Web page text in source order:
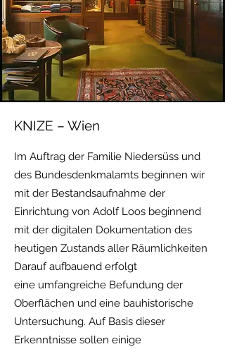
KNIZE – Wien
Im Auftrag der Familie Niedersüss und
des Bundesdenkmalamts beginnen wir
mit der Bestandsaufnahme der
Einrichtung von Adolf Loos beginnend
mit der digitalen Dokumentation des
heutigen Zustands aller Räumlichkeiten
Darauf aufbauend erfolgt
eine umfangreiche Befundung der
Oberflächen und eine bauhistorische
Untersuchung. Auf Basis dieser
Erkenntnisse sollen einige